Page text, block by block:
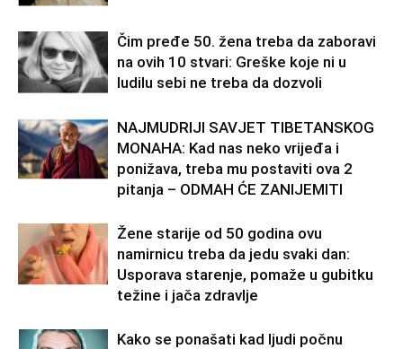
Čim pređe 50. žena treba da zaboravi
na ovih 10 stvari: Greške koje ni u
ludilu sebi ne treba da dozvoli
NAJMUDRIJI SAVJET TIBETANSKOG
MONAHA: Kad nas neko vrijeđa i
ponižava, treba mu postaviti ova 2
pitanja – ODMAH ĆE ZANIJEMITI
Žene starije od 50 godina ovu
namirnicu treba da jedu svaki dan:
Usporava starenje, pomaže u gubitku
težine i jača zdravlje
Kako se ponašati kad ljudi počnu